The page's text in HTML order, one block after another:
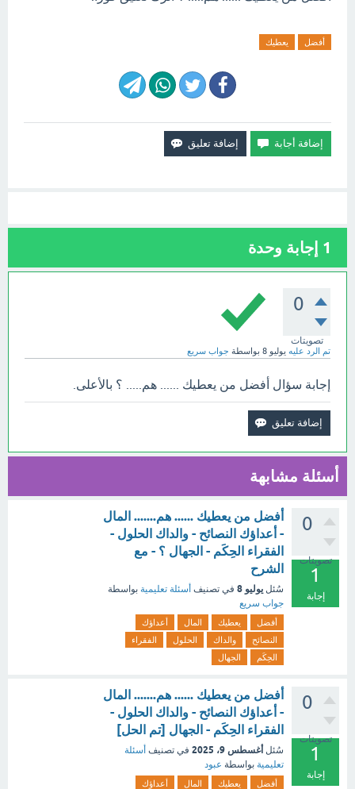
أفضل يعطيك
1 إجابة وحدة
0
تصويتات
تم الرد عليه يوليو 8 بواسطة جواب سريع
إجابة سؤال أفضل من يعطيك ...... هم..... ؟ بالأعلى.
أسئلة مشابهة
0
تصويتات
1
إجابة
أفضل من يعطيك ...... هم....... المال
- أعداؤك النصائح - والداك الحلول -
الفقراء الحِكَم - الجهال ؟ - مع
الشرح
سُئل يوليو 8 في تصنيف أسئلة تعليمية بواسطة
جواب سريع
أفضل يعطيك المال
أعداؤك
النصائح
والداك الحلول
الفقراء
الحِكَم
الجهال
0
تصويتات
1
إجابة
أفضل من يعطيك ...... هم....... المال
- أعداؤك النصائح - والداك الحلول -
الفقراء الحِكَم - الجهال [تم الحل]
سُئل أغسطس 9، 2025 في تصنيف أسئلة
تعليمية بواسطة عبود
أفضل يعطيك المال
أعداؤك